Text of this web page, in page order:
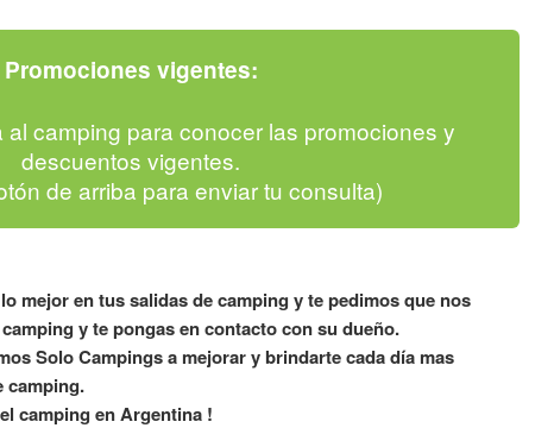
Promociones vigentes:
camping para conocer las promociones y
descuentos vigentes.
de arriba para enviar tu consulta)
mejor en tus salidas de camping y te pedimos que nos
y te pongas en contacto con su dueño.
Solo Campings a mejorar y brindarte cada día mas
camping.
camping en Argentina !